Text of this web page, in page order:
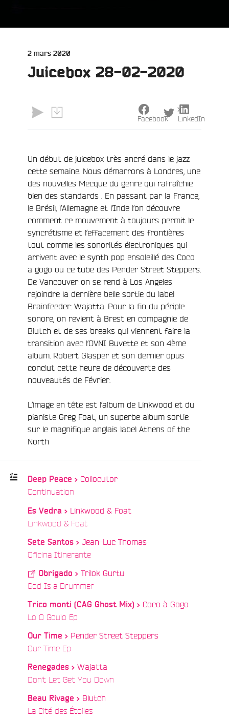
Publié
2 mars 2020
Juicebox 28-02-2020
Un début de juicebox très ancré dans le jazz
cette semaine. Nous démarrons à Londres, une
des nouvelles Mecque du genre qui rafraîchie
bien des standards . En passant par la France,
le Brésil, l’Allemagne et l’Inde l’on découvre
comment ce mouvement à toujours permit le
syncrétisme et l’effacement des frontières
tout comme les sonorités électroniques qui
arrivent avec le synth pop ensoleillé des Coco
a gogo ou ce tube des Pender Street Steppers.
De Vancouver on se rend à Los Angeles
rejoindre la dernière belle sortie du label
Brainfeeder: Wajatta. Pour la fin du périple
sonore, on revient à Brest en compagnie de
Blutch et de ses breaks qui viennent faire la
transition avec l’OVNI Buvette et son 4ème
album. Robert Glasper et son dernier opus
conclut cette heure de découverte des
nouveautés de Février.
L’image en tête est l’album de Linkwood et du
pianiste Greg Foat, un superbe album sortie
sur le magnifique anglais label Athens of the
North
:
Deep Peace > Collocutor
Continuation
Es Vedra > Linkwood & Foat
Linkwood & Foat
Sete Santos > Jean-Luc Thomas
Oficina Itinerante/
Obrigado >Trilok Gurtu
God Is a Drummer/
Trico monti (CAG Ghost Mix) > Coco à Gogo
Lo O Goulo Ep
Our Time > Pender Street Steppers
Our Time Ep
Renegades > Wajatta
Don't Let Get You Down
Beau Rivage > Blutch
La Cité des Étoiles/
Facebook
X
LinkedIn